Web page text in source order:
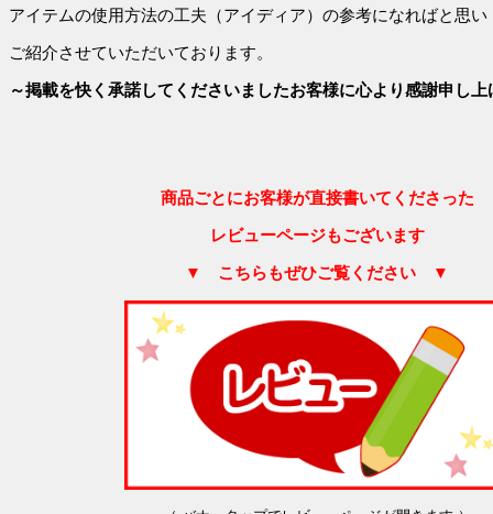
アイテムの使用方法の工夫（アイディア）の参考になればと思い
ご紹介させていただいております。
～掲載を快く承諾してくださいましたお客様に心より感謝申し上
商品ごとにお客様が直接書いてくださった
レビューページもございます
▼ こちらもぜひご覧ください ▼